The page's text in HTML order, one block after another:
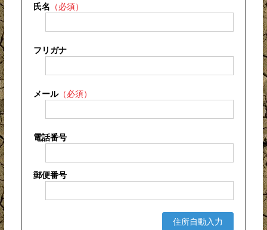
氏名 （必須）
フリガナ
メール（必須）
電話番号
郵便番号
住所自動入力